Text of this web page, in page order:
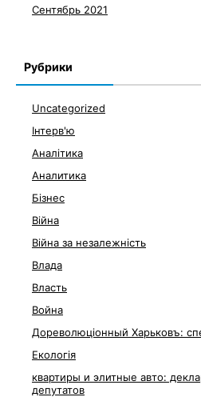
Сентябрь 2021
Рубрики
Uncategorized
Інтерв'ю
Аналітика
Аналитика
Бізнес
Війна
Війна за незалежність
Влада
Власть
Война
Дореволюціонный Харьковъ:
Екологія
квартиры и элитные авто:
депутатов